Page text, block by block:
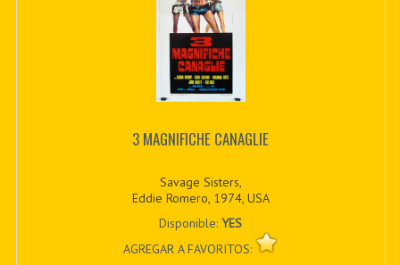
3 MAGNIFICHE CANAGLIE
Savage Sisters,
Eddie Romero, 1974, USA
Disponible:YES
AGREGAR A FAVORITOS: